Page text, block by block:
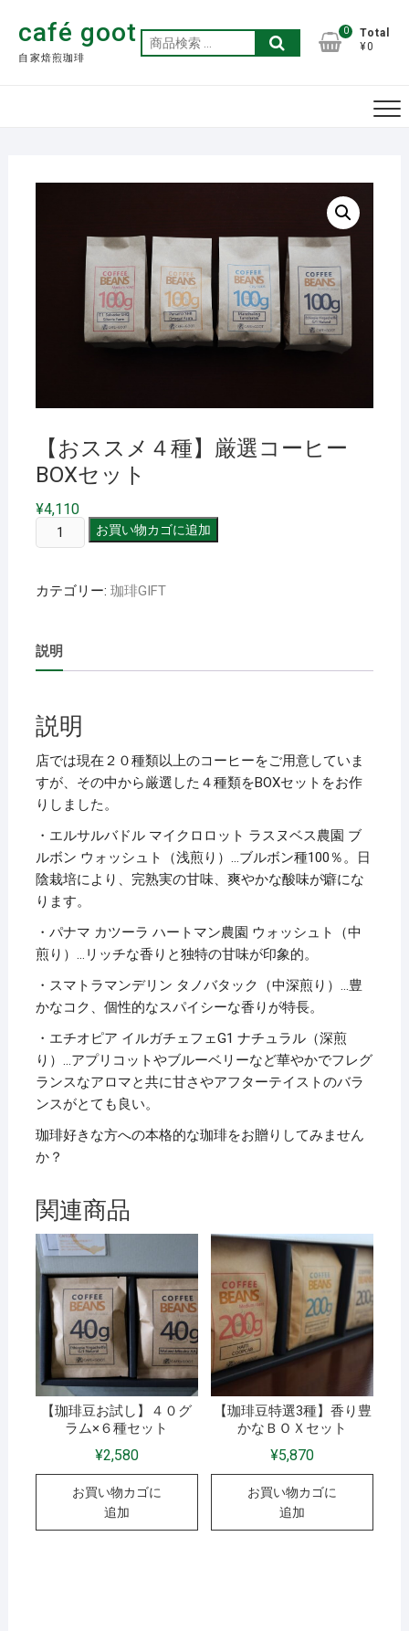
content
café goot
自家焙煎珈琲
索
0
Total
¥0
【おススメ４種】厳選コーヒー
BOXセット
¥4,110
【お
ス
メ
厳
ー
ー
BOX
セ
ッ
ト
個
お買い物カゴに追加
カテゴリー: 珈琲GIFT
説明
説明
店では現在２０種類以上のコーヒーをご用意していま
すが、その中から厳選した４種類をBOXセットをお作
りしました。
・エルサルバドル マイクロロット ラスヌベス農園 ブ
ルボン ウォッシュト（浅煎り）…ブルボン種100％。日
陰栽培により、完熟実の甘味、爽やかな酸味が癖にな
ります。
・パナマ カツーラ ハートマン農園 ウォッシュト（中
煎り）…リッチな香りと独特の甘味が印象的。
・スマトラマンデリン タノバタック（中深煎り）…豊
かなコク、個性的なスパイシーな香りが特長。
・エチオピア イルガチェフェG1 ナチュラル（深煎
り）…アプリコットやブルーベリーなど華やかでフレグ
ランスなアロマと共に甘さやアフターテイストのバラ
ンスがとても良い。
珈琲好きな方への本格的な珈琲をお贈りしてみません
か？
関連商品
【珈琲豆お試し】４０グ
ラム×６種セット
¥2,580
お買い物カゴに
追加
【珈琲豆特選3種】香り豊
かなＢＯＸセット
¥5,870
お買い物カゴに
追加